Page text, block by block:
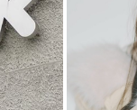
保護貰おうなんて
らないwww
決定